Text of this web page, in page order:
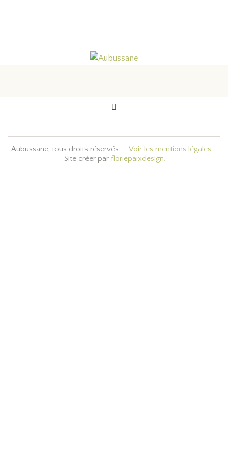
Aubussane, tous droits réservés. Voir les mentions légales.
Site créer par floriepaixdesign.